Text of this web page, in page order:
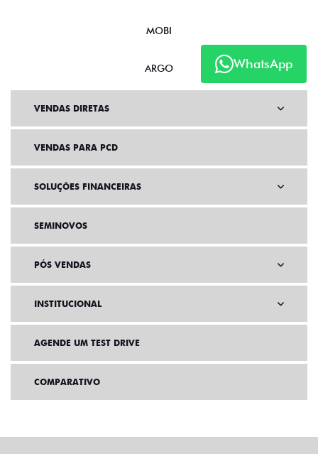
WhatsApp
MOBI
ARGO
VENDAS DIRETAS
VENDAS PARA PCD
SOLUÇÕES FINANCEIRAS
SEMINOVOS
PÓS VENDAS
INSTITUCIONAL
AGENDE UM TEST DRIVE
COMPARATIVO